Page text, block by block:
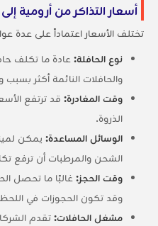
أسعار التذاكر من أرومية
تختلف الأسعار اعتماداً على عدة
نوع الحافلة:عادة ما تكلف
والحافلات النائمة أكثر
وقت المغادرة:قد ترتفع
الذروة.
الوسائل المساعدة:يمكن
الشحن والمرطبات أن ترفع
وقت الحجز:غالبًا ما تحصل
وقد تكون الحجوزات في
مشغل الحافلات:تقدم